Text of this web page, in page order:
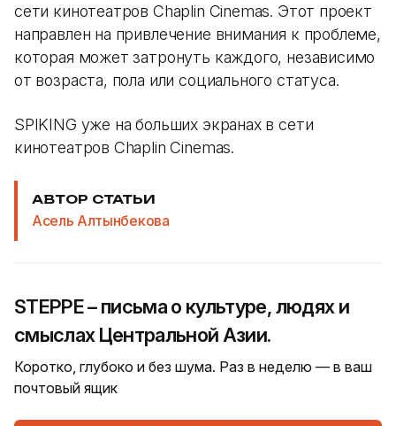
сети кинотеатров Chaplin Cinemas. Этот проект
направлен на привлечение внимания к проблеме,
которая может затронуть каждого, независимо
от возраста, пола или социального статуса.
SPIKING уже на больших экранах в сети
кинотеатров Chaplin Cinemas.
АВТОР СТАТЬИ
Асель Алтынбекова
STEPPE – письма о культуре, людях и
смыслах Центральной Азии.
Коротко, глубоко и без шума. Раз в неделю — в ваш
почтовый ящик